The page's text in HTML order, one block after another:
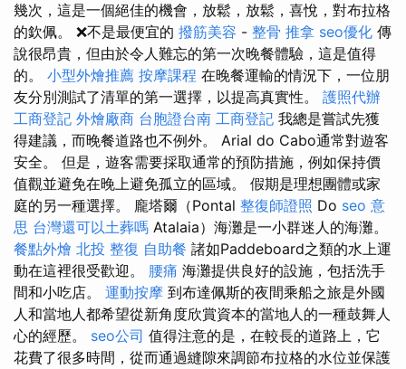
幾次，這是一個絕佳的機會，放鬆，放鬆，喜悅，對布拉格
的欽佩。 ❌不是最便宜的 撥筋美容 - 整骨 推拿 seo優化 傳
說很昂貴，但由於令人難忘的第一次晚餐體驗，這是值得
的。 小型外燴推薦 按摩課程 在晚餐運輸的情況下，一位朋
友分別測試了清單的第一選擇，以提高真實性。 護照代辦
工商登記 外燴廠商 台胞證台南 工商登記 我總是嘗試先獲
得建議，而晚餐道路也不例外。 Arial do Cabo通常對遊客
安全。 但是，遊客需要採取通常的預防措施，例如保持價
值觀並避免在晚上避免孤立的區域。 假期是理想團體或家
庭的另一種選擇。 龐塔爾（Pontal 整復師證照 Do seo 意
思 台灣還可以土葬嗎 Atalaia）海灘是一小群迷人的海灘。
餐點外燴 北投 整復 自助餐 諸如Paddeboard之類的水上運
動在這裡很受歡迎。 腰痛 海灘提供良好的設施，包括洗手
間和小吃店。 運動按摩 到布達佩斯的夜間乘船之旅是外國
人和當地人都希望從新角度欣賞資本的當地人的一種鼓舞人
心的經歷。 seo公司 值得注意的是，在較長的道路上，它
花費了很多時間，從而通過縫隙來調節布拉格的水位並保護